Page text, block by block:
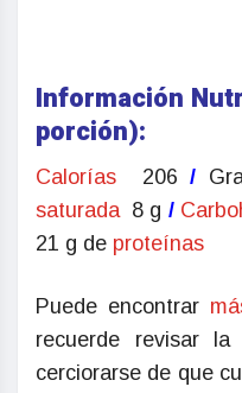
Información
porción):
Calorías 206/
saturada 8 g /
21 g de proteínas
Puede encontrar
recuerde revisar la
cerciorarse de que